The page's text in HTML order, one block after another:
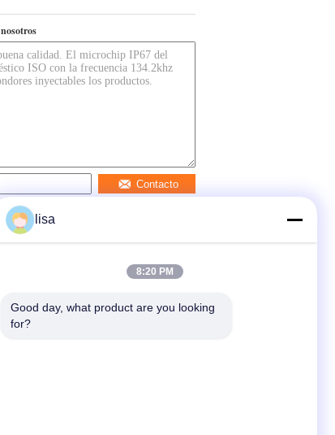
Contacto
de
ISO
Microchip
lisa
8:20 PM
Good day, what product are you looking
for?